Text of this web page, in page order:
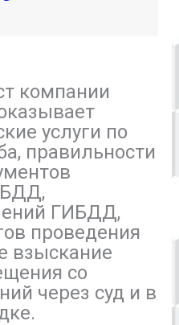
компании
услуги по
правильности
ГИБДД,
проведения
взыскание
со
через суд и в